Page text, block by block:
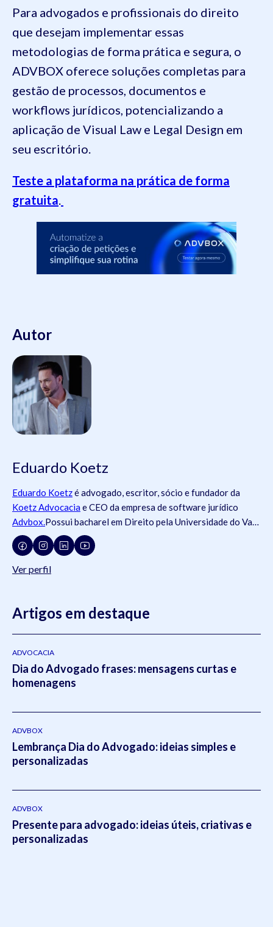
Para advogados e profissionais do direito
que desejam implementar essas
metodologias de forma prática e segura, o
ADVBOX oferece soluções completas para
gestão de processos, documentos e
workflows jurídicos, potencializando a
aplicação de Visual Law e Legal Design em
seu escritório.
Teste a plataforma na prática de forma
gratuita
Autor
Eduardo Koetz
Eduardo Koetzé advogado, escritor, sócio e fundador da
Koetz Advocacia e CEO da empresa de software jurídico
Advbox.Possui bacharel em Direito pela Universidade do Vale
do Rio dos Sinos (Unisinos
dos Advogados do Brasil
73.409, OAB/PR 72.951, OAB/SP 435.266, OAB/MG
graduado em Direito do Trabalho pela
do Rio Grande do Sul
(2011- 2012) e em Direito Tributário
- 2014).Atua como um dos principais gestores da Koetz
Advocacia realizando a supervisão e liderança em todos os
setores do escritório.Em 2021, Eduardo publicou o livro
pela editoraViseu.
Ver perfil
Artigos em destaque
ADVOCACIA
Dia do Advogado frases: mensagens curtas e
homenagens
ADVBOX
Lembrança Dia do Advogado: ideias simples e
personalizadas
ADVBOX
Presente para advogado: ideias úteis, criativas e
personalizadas